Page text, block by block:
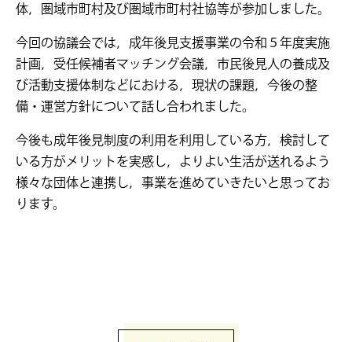
体，圏域市町村及び圏域市町村社協等が参加しました。
今回の協議会では，成年後見支援事業の令和５年度実施
計画，受任候補者マッチング会議，市民後見人の養成及
び活動支援体制などにおける，現状の課題，今後の整
備・運営方針について話し合われました。
今後も成年後見制度の利用を利用している方，検討して
いる方がメリットを実感し，よりよい生活が送れるよう
様々な団体と連携し，事業を進めていきたいと思ってお
ります。